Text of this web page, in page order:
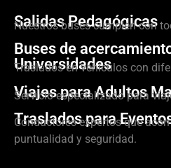
Salidas Pedagógicas
Nuestros buses cumplen con
Buses de
Universidades
Traslados en vehículos con
Viajes para Adultos
Servicio especializado para
Traslados para
Conductores expertos que
puntualidad y seguridad.